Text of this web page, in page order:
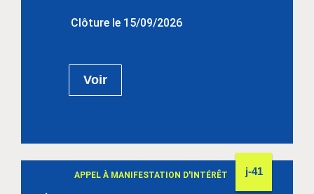
Clôture le 15/09/2026
Voir
APPEL À MANIFESTATION D'INTÉRÊT j-41